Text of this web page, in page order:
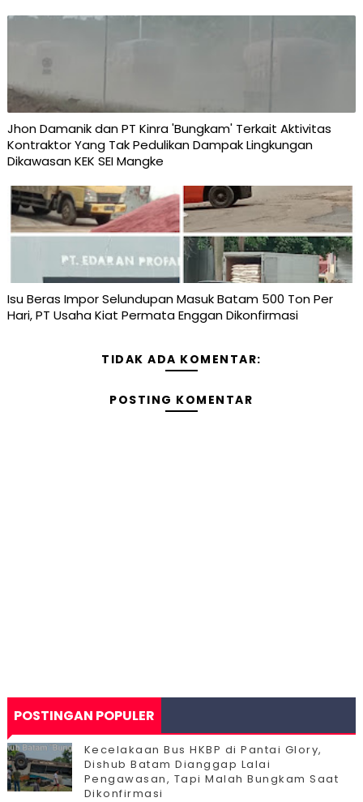
Jhon Damanik dan PT Kinra 'Bungkam' Terkait Aktivitas
Kontraktor Yang Tak Pedulikan Dampak Lingkungan
Dikawasan KEK SEI Mangke
Isu Beras Impor Selundupan Masuk Batam 500 Ton Per
Hari, PT Usaha Kiat Permata Enggan Dikonfirmasi
TIDAK ADA KOMENTAR:
POSTING KOMENTAR
POSTINGAN POPULER
Kecelakaan Bus HKBP di Pantai Glory,
Dishub Batam Dianggap Lalai
Pengawasan, Tapi Malah Bungkam Saat
Dikonfirmasi